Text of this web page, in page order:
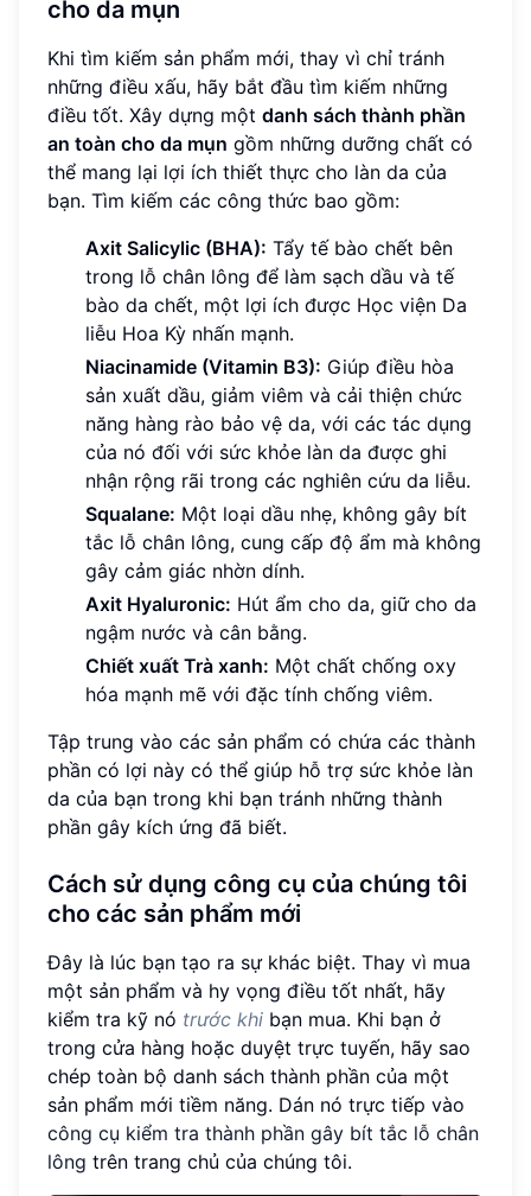
cho da mụn
Khi tìm kiếm sản phẩm mới, thay vì chỉ tránh
những điều xấu, hãy bắt đầu tìm kiếm những
điều tốt. Xây dựng một danh sách thành phần
an toàn cho da mụn gồm những dưỡng chất có
thể mang lại lợi ích thiết thực cho làn da của
bạn. Tìm kiếm các công thức bao gồm:
Axit Salicylic (BHA): Tẩy tế bào chết bên
trong lỗ chân lông để làm sạch dầu và tế
bào da chết, một lợi ích được Học viện Da
liễu Hoa Kỳ nhấn mạnh.
Niacinamide (Vitamin B3): Giúp điều hòa
sản xuất dầu, giảm viêm và cải thiện chức
năng hàng rào bảo vệ da, với các tác dụng
của nó đối với sức khỏe làn da được ghi
nhận rộng rãi trong các nghiên cứu da liễu.
Squalane: Một loại dầu nhẹ, không gây bít
tắc lỗ chân lông, cung cấp độ ẩm mà không
gây cảm giác nhờn dính.
Axit Hyaluronic: Hút ẩm cho da, giữ cho da
ngậm nước và cân bằng.
Chiết xuất Trà xanh: Một chất chống oxy
hóa mạnh mẽ với đặc tính chống viêm.
Tập trung vào các sản phẩm có chứa các thành
phần có lợi này có thể giúp hỗ trợ sức khỏe làn
da của bạn trong khi bạn tránh những thành
phần gây kích ứng đã biết.
Cách sử dụng công cụ của chúng tôi
cho các sản phẩm mới
Đây là lúc bạn tạo ra sự khác biệt. Thay vì mua
một sản phẩm và hy vọng điều tốt nhất, hãy
kiểm tra kỹ nó trước khi bạn mua. Khi bạn ở
trong cửa hàng hoặc duyệt trực tuyến, hãy sao
chép toàn bộ danh sách thành phần của một
sản phẩm mới tiềm năng. Dán nó trực tiếp vào
công cụ kiểm tra thành phần gây bít tắc lỗ chân
lông trên trang chủ của chúng tôi.